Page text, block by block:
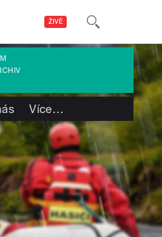
ŽIVĚ
Více…